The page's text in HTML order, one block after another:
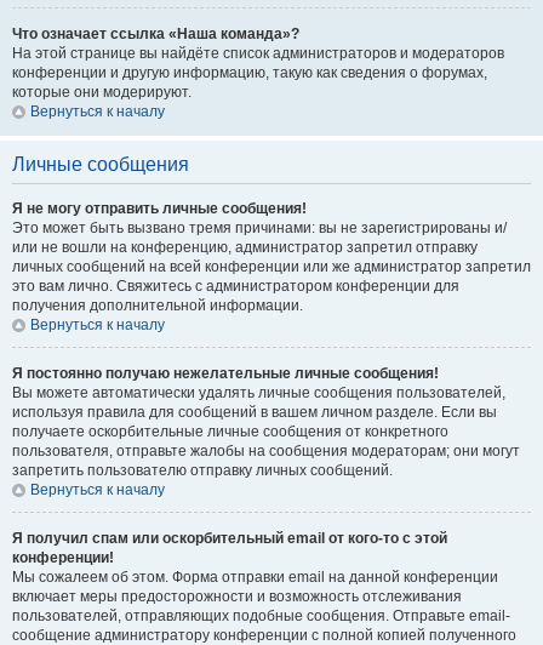
Что означает ссылка «Наша команда»?
На этой странице вы найдёте список администраторов и модераторов
конференции и другую информацию, такую как сведения о форумах,
которые они модерируют.
Вернуться к началу
Личные сообщения
Я не могу отправить личные сообщения!
Это может быть вызвано тремя причинами: вы не зарегистрированы и/
или не вошли на конференцию, администратор запретил отправку
личных сообщений на всей конференции или же администратор запретил
это вам лично. Свяжитесь с администратором конференции для
получения дополнительной информации.
Вернуться к началу
Я постоянно получаю нежелательные личные сообщения!
Вы можете автоматически удалять личные сообщения пользователей,
используя правила для сообщений в вашем личном разделе. Если вы
получаете оскорбительные личные сообщения от конкретного
пользователя, отправьте жалобы на сообщения модераторам; они могут
запретить пользователю отправку личных сообщений.
Вернуться к началу
Я получил спам или оскорбительный email от кого-то с этой
конференции!
Мы сожалеем об этом. Форма отправки email на данной конференции
включает меры предосторожности и возможность отслеживания
пользователей, отправляющих подобные сообщения. Отправьте email-
сообщение администратору конференции с полной копией полученного